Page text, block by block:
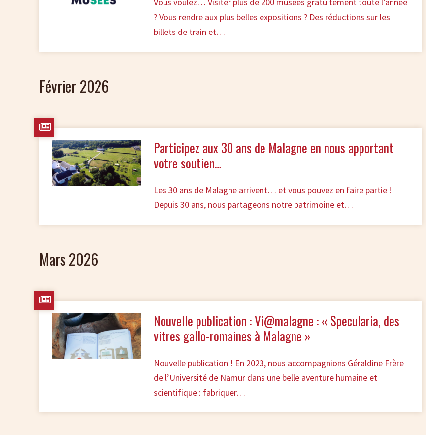
? Vous rendre aux plus belles expositions ? Des réductions sur les
billets de train et…
Février 2026
Participez aux 30 ans de Malagne en nous apportant
votre soutien…
Les 30 ans de Malagne arrivent… et vous pouvez en faire partie !
Depuis 30 ans, nous partageons notre patrimoine et…
Mars 2026
Nouvelle publication : Vi@malagne : « Specularia, des
vitres gallo-romaines à Malagne »
Nouvelle publication ! En 2023, nous accompagnions Géraldine Frère
de l’Université de Namur dans une belle aventure humaine et
scientifique : fabriquer…